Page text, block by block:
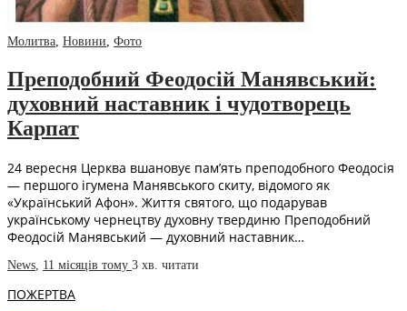
Молитва, Новини, Фото
Преподобний Феодосій Манявський:
духовний наставник і чудотворець
Карпат
24 вересня Церква вшановує пам’ять преподобного Феодосія
— першого ігумена Манявського скиту, відомого як
«Український Афон». Життя святого, що подарував
українському чернецтву духовну твердиню Преподобний
Феодосій Манявський — духовний наставник…
News, 11 місяців тому 3 хв. читати
ПОЖЕРТВА